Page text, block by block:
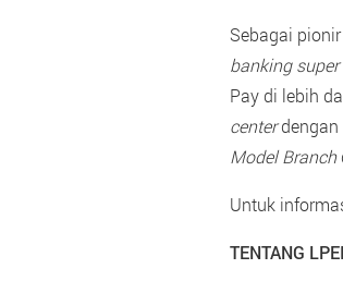
Sebagai
banking
Pay di lebih
centerdengan
Model Branch
Untuk
TENTANG LPEI